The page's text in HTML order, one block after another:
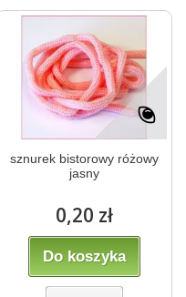
sznurek bistorowy różowy
jasny
0,20 zł
Do koszyka